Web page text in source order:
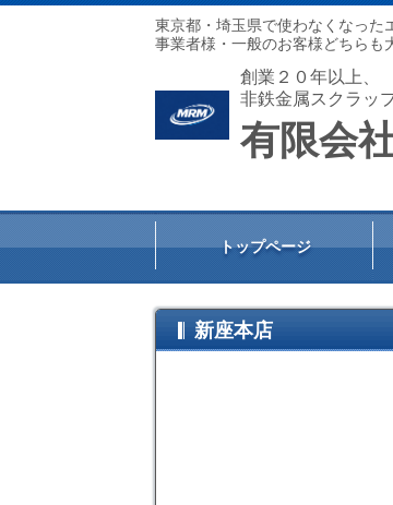
東京都・埼玉県で使わなくなった
事業者様・一般のお客様どちらも
創業２０年以上、
非鉄金属スクラッ
有限会
トップページ
新座本店